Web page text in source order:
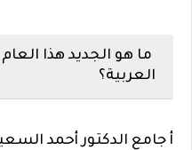
ما هو الجديد هذا
العربية؟
أ جامع الدكتور أحمد